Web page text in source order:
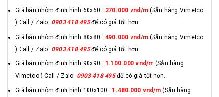
Giá bán nhôm định hình 60x60 : 270.000 vnd/m (Sẵn hàng Vimetco
) Call / Zalo: 0903 418 495để có giá tốt hơn.
Giá bán nhôm định hình 80x80 : 490.000 vnd/m(Sẵn hàng Vimetco
) Call / Zalo: 0903 418 495để có giá tốt hơn.
Giá bán nhôm định hình 90x90 : 1.100.000 vnd/m (Sẵn hàng
Vimetco ) Call / Zalo: 0903 418 495để có giá tốt hơn.
Giá bán nhôm định hình 100x100 : 1.480.000 vnd/m (Sẵn hàng